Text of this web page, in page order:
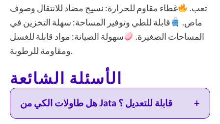
تعب.
غطاء مقاوم للحرارة: نسيج مضاد للانتقال وصوف
ماص.
قابلة للطي وتوفير المساحة: سهلة التخزين في
المساحات الصغيرة.
سهولة الصيانة: مواد قابلة للغسل
ومقاومة للرطوبة.
الأسئلة الشائعة
هل طاولات الكي من Jata قابلة للتعديل ؟ +